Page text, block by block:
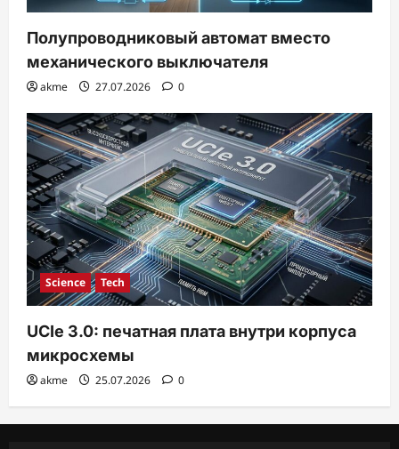
Полупроводниковый автомат вместо
механического выключателя
akme 27.07.2026 0
Science Tech
UCIe 3.0: печатная плата внутри корпуса
микросхемы
akme 25.07.2026 0